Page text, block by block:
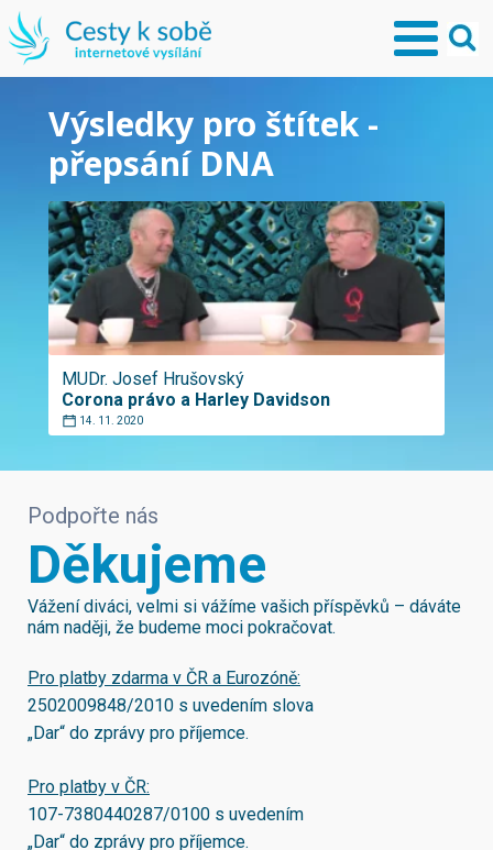
Výsledky pro štítek -
přepsání DNA
MUDr. Josef Hrušovský
Corona právo a Harley Davidson
14. 11. 2020
Podpořte nás
Děkujeme
Vážení diváci, velmi si vážíme vašich příspěvků – dáváte
nám naději, že budeme moci pokračovat.
Pro platby zdarma v ČR a Eurozóně:
2502009848/2010 s uvedením slova
„Dar“ do zprávy pro příjemce.
Pro platby v ČR:
107-7380440287/0100 s uvedením
„Dar“ do zprávy pro příjemce.